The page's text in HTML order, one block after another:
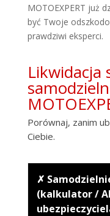
MOTOEXPERT już
być Twoje
prawdziwi eksperci.
Likwidacja
Porównaj, zanim
Ciebie.
✗
(kalkulator / AI